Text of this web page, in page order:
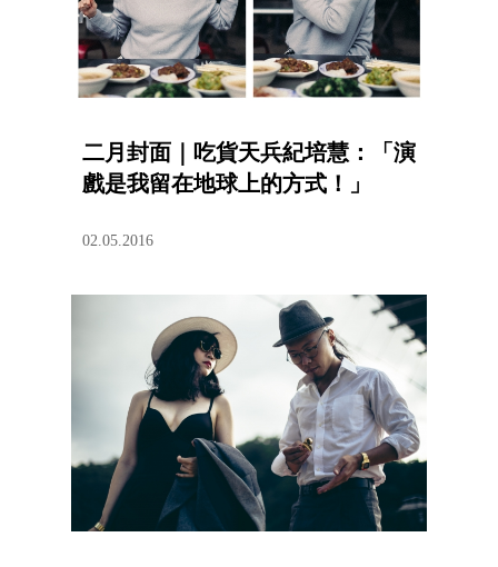
二月封面｜吃貨天兵紀培慧：「演
戲是我留在地球上的方式！」
02.05.2016